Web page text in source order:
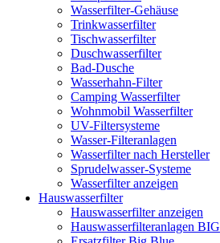
Wasserfilter-Gehäuse
Trinkwasserfilter
Tischwasserfilter
Duschwasserfilter
Bad-Dusche
Wasserhahn-Filter
Camping Wasserfilter
Wohnmobil Wasserfilter
UV-Filtersysteme
Wasser-Filteranlagen
Wasserfilter nach Hersteller
Sprudelwasser-Systeme
Wasserfilter anzeigen
Hauswasserfilter
Hauswasserfilter anzeigen
Hauswasserfilteranlagen BIG